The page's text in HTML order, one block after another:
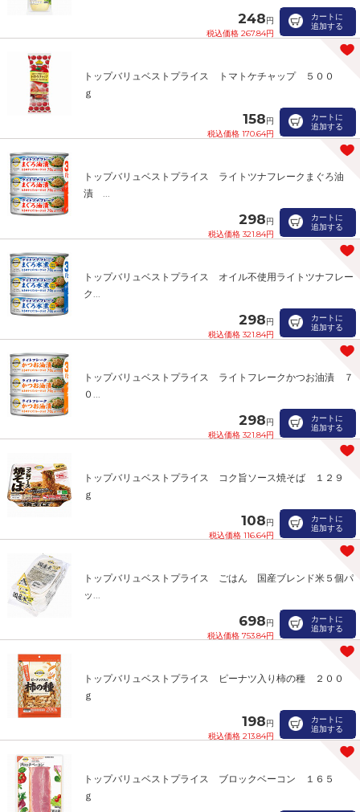
248円
税込価格 267.84円
カートに
追加する
トップバリュベストプライス トマトケチャップ ５００
ｇ
158円
税込価格 170.64円
カートに
追加する
トップバリュベストプライス ライトツナフレークまぐろ油
漬 ...
298円
税込価格 321.84円
カートに
追加する
トップバリュベストプライス オイル不使用ライトツナフレー
ク...
298円
税込価格 321.84円
カートに
追加する
トップバリュベストプライス ライトフレークかつお油漬 ７
０...
298円
税込価格 321.84円
カートに
追加する
トップバリュベストプライス コク旨ソース焼そば １２９
ｇ
108円
税込価格 116.64円
カートに
追加する
トップバリュベストプライス ごはん 国産ブレンド米５個パ
ッ...
698円
税込価格 753.84円
カートに
追加する
トップバリュベストプライス ピーナツ入り柿の種 ２００
ｇ
198円
税込価格 213.84円
カートに
追加する
トップバリュベストプライス ブロックベーコン １６５
ｇ